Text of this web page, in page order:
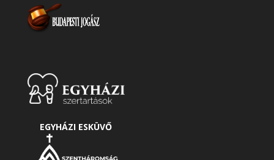
EGYHÁZI ESKÜVŐ